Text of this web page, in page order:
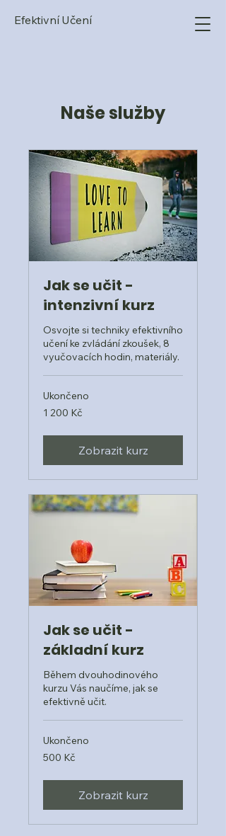
Efektivní Učení
Naše služby
Jak se učit -
intenzivní kurz
Osvojte si techniky efektivního
učení ke zvládání zkoušek, 8
vyučovacích hodin, materiály.
Ukončeno
1 200
českých
1 200 Kč
Zobrazit kurz
Jak se učit -
základní kurz
Během dvouhodinového
kurzu Vás naučíme, jak se
efektivně učit.
Ukončeno
500
českých
500 Kč
Zobrazit kurz